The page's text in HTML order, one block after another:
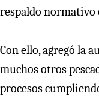
respaldo normativo
Con ello, agregó la
muchos otros
procesos